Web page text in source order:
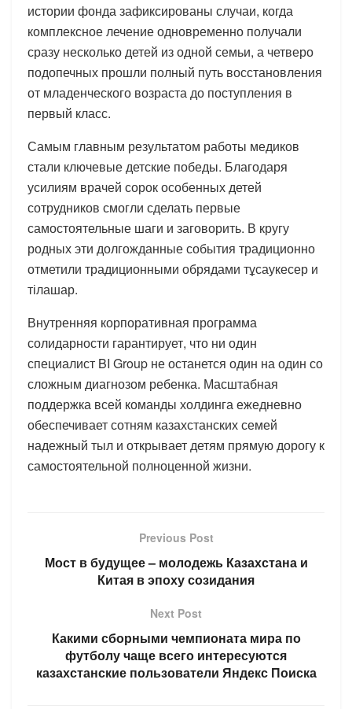
истории фонда зафиксированы случаи, когда
комплексное лечение одновременно получали
сразу несколько детей из одной семьи, а четверо
подопечных прошли полный путь восстановления
от младенческого возраста до поступления в
первый класс.
Самым главным результатом работы медиков
стали ключевые детские победы. Благодаря
усилиям врачей сорок особенных детей
сотрудников смогли сделать первые
самостоятельные шаги и заговорить. В кругу
родных эти долгожданные события традиционно
отметили традиционными обрядами тұсаукесер и
тілашар.
Внутренняя корпоративная программа
солидарности гарантирует, что ни один
специалист BI Group не останется один на один со
сложным диагнозом ребенка. Масштабная
поддержка всей команды холдинга ежедневно
обеспечивает сотням казахстанских семей
надежный тыл и открывает детям прямую дорогу к
самостоятельной полноценной жизни.
Previous Post
Мост в будущее – молодежь Казахстана и
Китая в эпоху созидания
Next Post
Какими сборными чемпионата мира по
футболу чаще всего интересуются
казахстанские пользователи Яндекс Поиска